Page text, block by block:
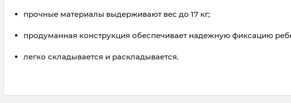
прочные материалы выдерживают вес до 17 кг;
продуманная конструкция обеспечивает надежную фиксацию
легко складывается и раскладывается.